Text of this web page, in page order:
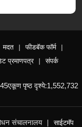
मदत
फीडबॅक फॉर्म
प्रमाणपत्र संपर्क
एकूण पृष्ठ दृश्ये:1,552,732
संचालनालय साईटमॅप